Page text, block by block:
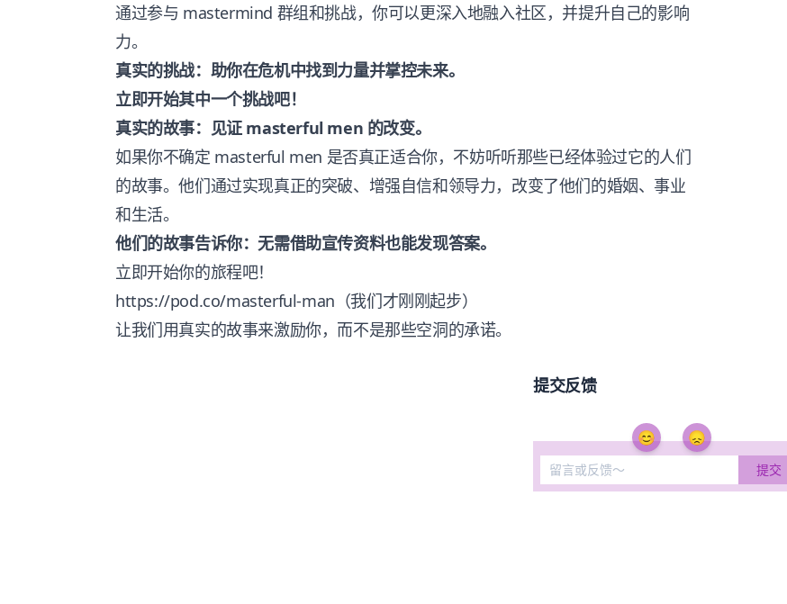
通过参与 mastermind 群组和挑战，你可以更深入地融入社区，并提升自己的影响
力。
真实的挑战：助你在危机中找到力量并掌控未来。
立即开始其中一个挑战吧！
真实的故事：见证 masterful men 的改变。
如果你不确定 masterful men 是否真正适合你，不妨听听那些已经体验过它的人们
的故事。他们通过实现真正的突破、增强自信和领导力，改变了他们的婚姻、事业
和生活。
他们的故事告诉你：无需借助宣传资料也能发现答案。
立即开始你的旅程吧！
https://pod.co/masterful-man （我们才刚刚起步）
让我们用真实的故事来激励你，而不是那些空洞的承诺。
提交反馈
😊 😞